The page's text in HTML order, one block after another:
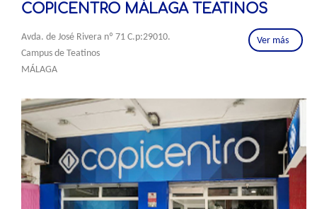
COPICENTRO MÁLAGA TEATINOS
Avda. de José Rivera nº 71 C.p:29010.
Campus de Teatinos
MÁLAGA
Ver más